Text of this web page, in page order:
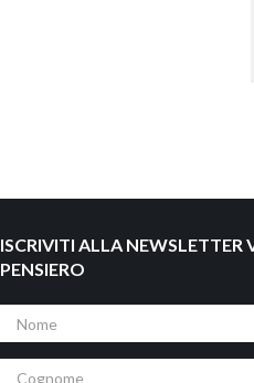
ISCRIVITI ALLA NEWSLETTER
PENSIERO